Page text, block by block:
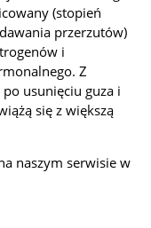
(stopień
przerzutów)
i
Z
usunięciu guza i
się z większą
naszym serwisie w